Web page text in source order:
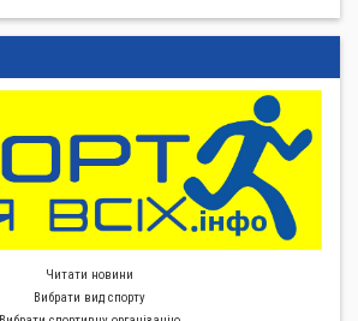
Читати новини
Вибрати вид спорту